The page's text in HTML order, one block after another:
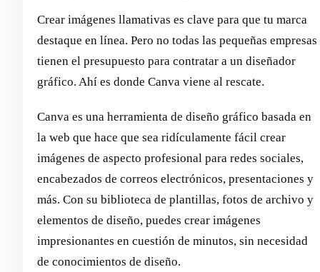
Crear imágenes llamativas es clave para que tu marca
destaque en línea. Pero no todas las pequeñas empresas
tienen el presupuesto para contratar a un diseñador
gráfico. Ahí es donde Canva viene al rescate.
Canva es una herramienta de diseño gráfico basada en
la web que hace que sea ridículamente fácil crear
imágenes de aspecto profesional para redes sociales,
encabezados de correos electrónicos, presentaciones y
más. Con su biblioteca de plantillas, fotos de archivo y
elementos de diseño, puedes crear imágenes
impresionantes en cuestión de minutos, sin necesidad
de conocimientos de diseño.